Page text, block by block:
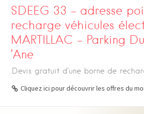
SDEEG 33 – adresse
recharge véhicules
MARTILLAC – Parking
‘Ane
Devis gratuit d’une borne de
Cliquez ici pour découvrir les offres du